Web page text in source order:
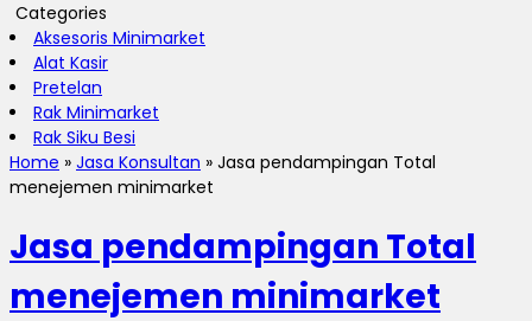
Categories
Aksesoris Minimarket
Alat Kasir
Pretelan
Rak Minimarket
Rak Siku Besi
Home » Jasa Konsultan » Jasa pendampingan Total
menejemen minimarket
Jasa pendampingan Total
menejemen minimarket